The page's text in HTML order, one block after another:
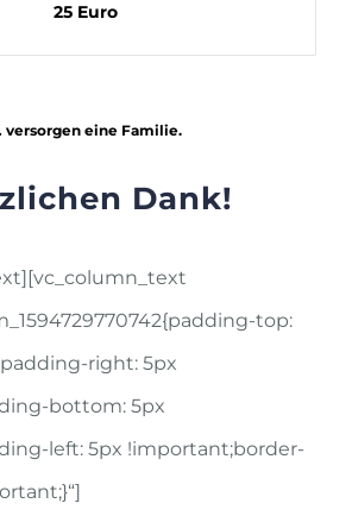
25 Euro
versorgen eine Familie.
Dank!
top:
right: 5px
bottom: 5px
left: 5px !important;border-